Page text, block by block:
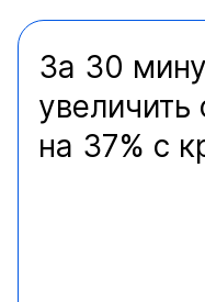
За 30
увеличить
на 37% с